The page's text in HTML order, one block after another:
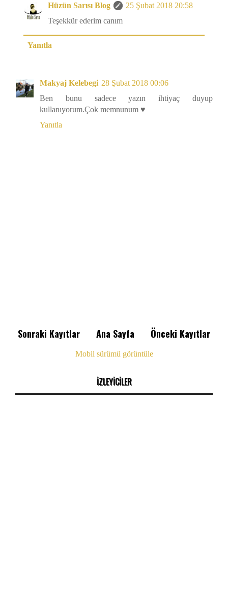
Hüzün Sarısı Blog
25 Şubat 2018 20:58
Teşekkür ederim canım
Yanıtla
Makyaj Kelebegi 28 Şubat 2018 00:06
Ben bunu sadece yazın ihtiyaç duyup
kullanıyorum.Çok memnunum ♥
Yanıtla
Sonraki Kayıtlar Önceki Kayıtlar
Ana Sayfa
Mobil sürümü görüntüle
İZLEYİCİLER